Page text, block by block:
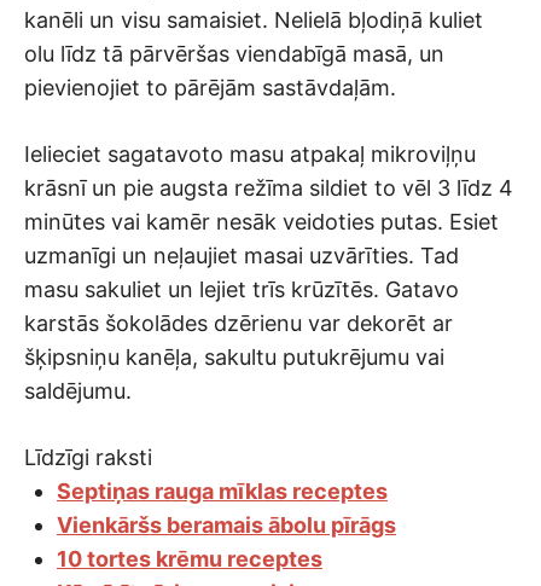
kanēli un visu samaisiet. Nelielā bļodiņā kuliet
olu līdz tā pārvēršas viendabīgā masā, un
pievienojiet to pārējām sastāvdaļām.
Ielieciet sagatavoto masu atpakaļ mikroviļņu
krāsnī un pie augsta režīma sildiet to vēl 3 līdz 4
minūtes vai kamēr nesāk veidoties putas. Esiet
uzmanīgi un neļaujiet masai uzvārīties. Tad
masu sakuliet un lejiet trīs krūzītēs. Gatavo
karstās šokolādes dzērienu var dekorēt ar
šķipsniņu kanēļa, sakultu putukrējumu vai
saldējumu.
Līdzīgi raksti
Septiņas rauga mīklas receptes
Vienkāršs beramais ābolu pīrāgs
10 tortes krēmu receptes